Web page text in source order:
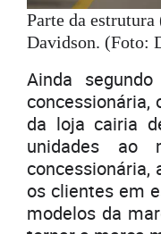
Parte da
Davidson. (Foto:
Ainda
concessionária,
da loja cairia
unidades ao
concessionária,
os clientes em
modelos da